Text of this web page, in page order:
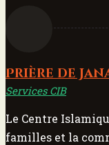
Prière de
Services CIB
Le Centre
familles et la